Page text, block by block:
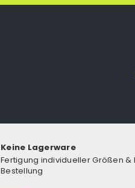
Keine Lagerware
Fertigung individueller Größen &
Bestellung